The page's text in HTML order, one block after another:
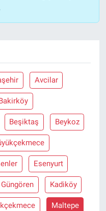
Avcilar
Beşiktaş Beykoz
Esenyurt
Güngören Kadiköy
Maltepe